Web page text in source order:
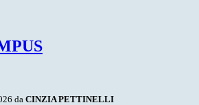
da CINZIA PETTINELLI